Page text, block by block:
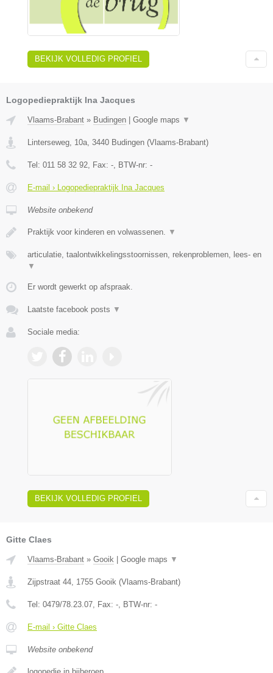
BEKIJK VOLLEDIG PROFIEL
Logopediepraktijk Ina Jacques
Vlaams-Brabant » Budingen Google maps ▼
Linterseweg, 10a, 3440 Budingen (Vlaams-Brabant)
Tel: 011 58 32 92, Fax: -, BTW-nr: -
E-mail › Logopediepraktijk Ina Jacques
Website onbekend
Praktijk voor kinderen en volwassenen. ▼
articulatie, taalontwikkelingsstoornissen, rekenproblemen, lees- en
▼
Er wordt gewerkt op afspraak.
Laatste facebook posts ▼
Sociale media:
BEKIJK VOLLEDIG PROFIEL
Gitte Claes
Vlaams-Brabant » Gooik Google maps ▼
Zijpstraat 44, 1755 Gooik (Vlaams-Brabant)
Tel: 0479/78.23.07, Fax: -, BTW-nr: -
E-mail › Gitte Claes
Website onbekend